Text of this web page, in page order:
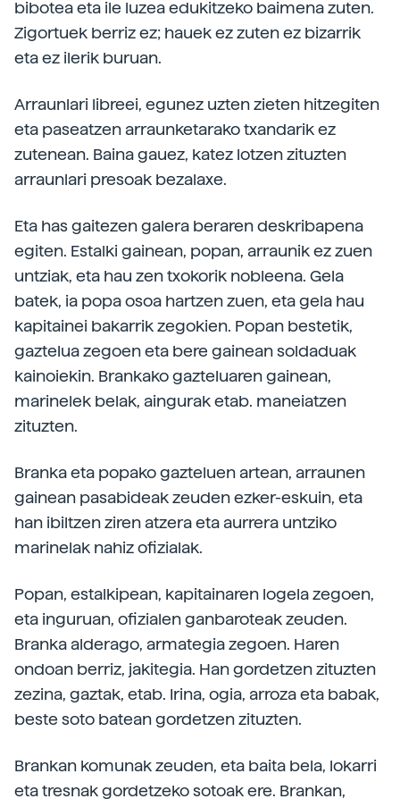
bibotea eta ile luzea edukitzeko baimena zuten.
Zigortuek berriz ez; hauek ez zuten ez bizarrik
eta ez ilerik buruan.
Arraunlari libreei, egunez uzten zieten hitzegiten
eta paseatzen arraunketarako txandarik ez
zutenean. Baina gauez, katez lotzen zituzten
arraunlari presoak bezalaxe.
Eta has gaitezen galera beraren deskribapena
egiten. Estalki gainean, popan, arraunik ez zuen
untziak, eta hau zen txokorik nobleena. Gela
batek, ia popa osoa hartzen zuen, eta gela hau
kapitainei bakarrik zegokien. Popan bestetik,
gaztelua zegoen eta bere gainean soldaduak
kainoiekin. Brankako gazteluaren gainean,
marinelek belak, aingurak etab. maneiatzen
zituzten.
Branka eta popako gazteluen artean, arraunen
gainean pasabideak zeuden ezker-eskuin, eta
han ibiltzen ziren atzera eta aurrera untziko
marinelak nahiz ofizialak.
Popan, estalkipean, kapitainaren logela zegoen,
eta inguruan, ofizialen ganbaroteak zeuden.
Branka alderago, armategia zegoen. Haren
ondoan berriz, jakitegia. Han gordetzen zituzten
zezina, gaztak, etab. Irina, ogia, arroza eta babak,
beste soto batean gordetzen zituzten.
Brankan komunak zeuden, eta baita bela, lokarri
eta tresnak gordetzeko sotoak ere. Brankan,